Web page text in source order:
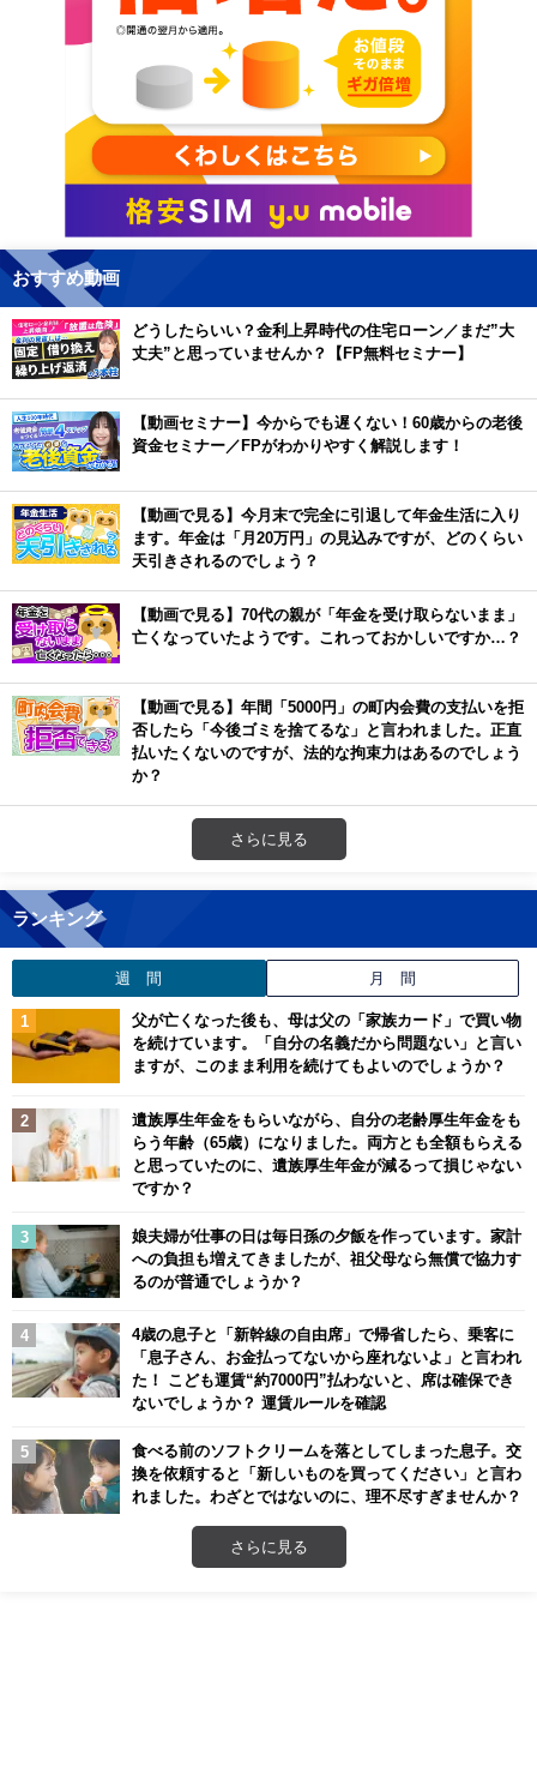
おすすめ動画
どうしたらいい？金利上昇時代の住宅ローン／まだ”大
丈夫”と思っていませんか？【FP無料セミナー】
【動画セミナー】今からでも遅くない！60歳からの老後
資金セミナー／FPがわかりやすく解説します！
【動画で見る】今月末で完全に引退して年金生活に入り
ます。年金は「月20万円」の見込みですが、どのくらい
天引きされるのでしょう？
【動画で見る】70代の親が「年金を受け取らないまま」
亡くなっていたようです。これっておかしいですか…？
【動画で見る】年間「5000円」の町内会費の支払いを拒
否したら「今後ゴミを捨てるな」と言われました。正直
払いたくないのですが、法的な拘束力はあるのでしょう
か？
さらに見る
ランキング
週 間 月 間
父が亡くなった後も、母は父の「家族カード」で買い物
を続けています。「自分の名義だから問題ない」と言い
ますが、このまま利用を続けてもよいのでしょうか？
遺族厚生年金をもらいながら、自分の老齢厚生年金をも
らう年齢（65歳）になりました。両方とも全額もらえる
と思っていたのに、遺族厚生年金が減るって損じゃない
ですか？
娘夫婦が仕事の日は毎日孫の夕飯を作っています。家計
への負担も増えてきましたが、祖父母なら無償で協力す
るのが普通でしょうか？
4歳の息子と「新幹線の自由席」で帰省したら、乗客に
「息子さん、お金払ってないから座れないよ」と言われ
た！ こども運賃“約7000円”払わないと、席は確保でき
ないでしょうか？ 運賃ルールを確認
食べる前のソフトクリームを落としてしまった息子。交
換を依頼すると「新しいものを買ってください」と言わ
れました。わざとではないのに、理不尽すぎませんか？
さらに見る